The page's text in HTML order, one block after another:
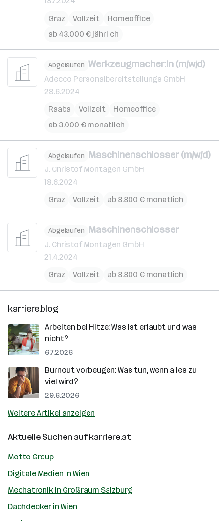
Graz
Vollzeit
Homeoffice
ab 43.000 € jährlich
Abgelaufen Werkzeugmacher:in (m/w/d)
Adecco Personalbereitstellungs GmbH
28.6.2024
Raaba
Vollzeit
Homeoffice
ab 3.000 € monatlich
Abgelaufen Maschinenschlosser (m/w/d)
J. Christof Montagen GmbH
18.6.2024
Graz
Vollzeit ab 3.300 € monatlich
Abgelaufen Maschinenschlosser
J. Christof Montagen GmbH
21.4.2024
Graz
Vollzeit ab 3.300 € monatlich
karriere.blog
Arbeiten bei Hitze: Was ist erlaubt und was
nicht?
6.7.2026
Burnout vorbeugen: Was tun, wenn alles zu
viel wird?
29.6.2026
Weitere Artikel anzeigen
Aktuelle Suchen aufkarriere.at
Motto Group
Digitale Medien in Wien
Mechatronik in Großraum Salzburg
Dachdecker in Wien